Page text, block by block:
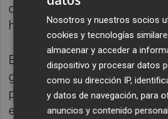
conservación de las
hidráulicas de la cuenca del
Estas actuaciones forman
gestión ordinaria del
preservar y mantener en
espacios e infraestructuras
Nosotros y nuestros socios
cookies y tecnologías
almacenar y acceder a
dispositivo y procesar datos
como su dirección IP,
y datos de navegación, para
anuncios y contenido